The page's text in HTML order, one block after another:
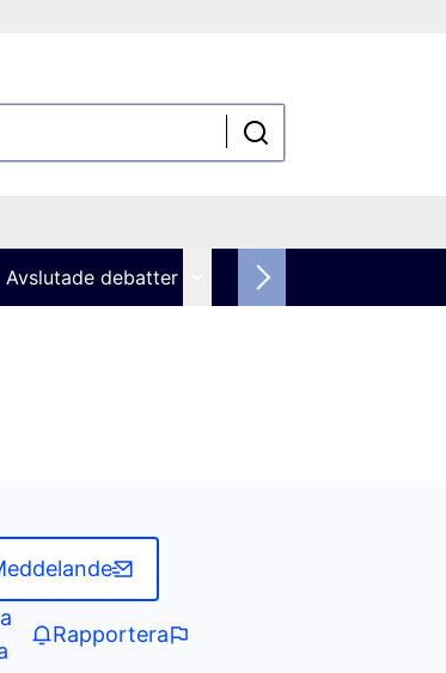
Avslutade debatter
Rapportera